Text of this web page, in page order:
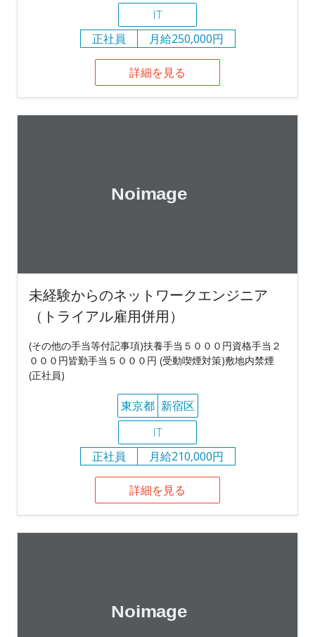
IT
正社員
月給250,000円
詳細を見る
未経験からのネットワークエンジニア
（トライアル雇用併用）
(その他の手当等付記事項)扶養手当５０００円資格手当２
０００円皆勤手当５０００円 (受動喫煙対策)敷地内禁煙
(正社員)
東京都 新宿区
IT
正社員
月給210,000円
詳細を見る